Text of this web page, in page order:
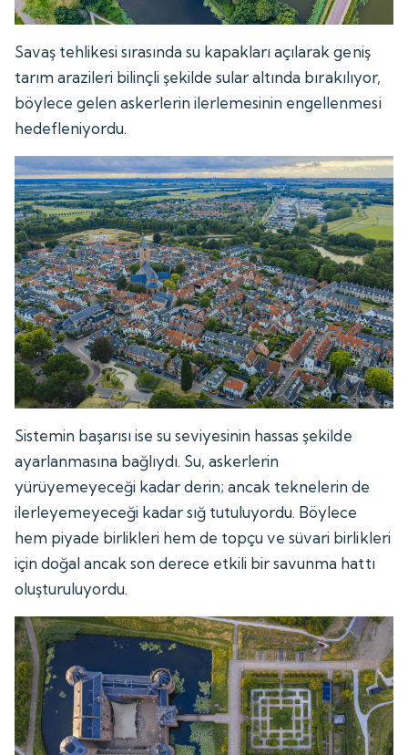
Savaş tehlikesi sırasında su kapakları açılarak geniş
tarım arazileri bilinçli şekilde sular altında bırakılıyor,
böylece gelen askerlerin ilerlemesinin engellenmesi
hedefleniyordu.
Sistemin başarısı ise su seviyesinin hassas şekilde
ayarlanmasına bağlıydı. Su, askerlerin
yürüyemeyeceği kadar derin; ancak teknelerin de
ilerleyemeyeceği kadar sığ tutuluyordu. Böylece
hem piyade birlikleri hem de topçu ve süvari birlikleri
için doğal ancak son derece etkili bir savunma hattı
oluşturuluyordu.